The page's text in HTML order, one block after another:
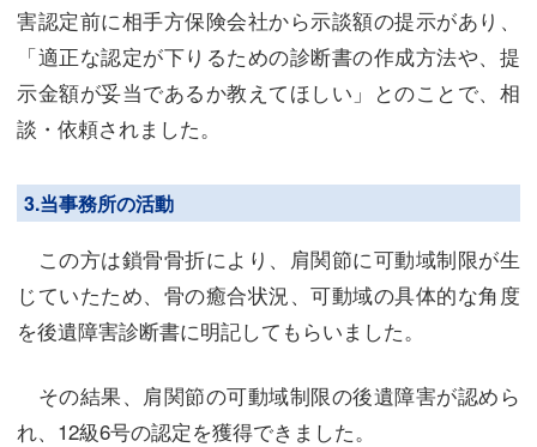
害認定前に相手方保険会社から示談額の提示があり、
「適正な認定が下りるための診断書の作成方法や、提
示金額が妥当であるか教えてほしい」とのことで、相
談・依頼されました。
3.当事務所の活動
この方は鎖骨骨折により、肩関節に可動域制限が生
じていたため、骨の癒合状況、可動域の具体的な角度
を後遺障害診断書に明記してもらいました。
その結果、肩関節の可動域制限の後遺障害が認めら
れ、12級6号の認定を獲得できました。